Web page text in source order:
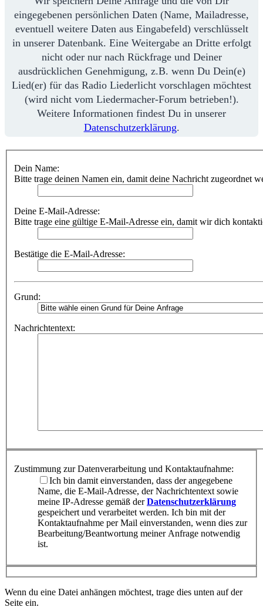
eingegebenen persönlichen Daten (Name, Mailadresse,
eventuell weitere Daten aus Eingabefeld) verschlüsselt
in unserer Datenbank. Eine Weitergabe an Dritte erfolgt
nicht oder nur nach Rückfrage und Deiner
ausdrücklichen Genehmigung, z.B. wenn Du Dein(e)
Lied(er) für das Radio Liederlicht vorschlagen möchtest
(wird nicht vom Liedermacher-Forum betrieben!).
Weitere Informationen findest Du in unserer
Datenschutzerklärung.
Dein Name:
Bitte trage deinen Namen ein, damit deine Nachricht zugeordnet
Deine E-Mail-Adresse:
Bitte trage eine gültige E-Mail-Adresse ein, damit wir dich
Bestätige die E-Mail-Adresse:
Grund:
Nachrichtentext:
Zustimmung zur Datenverarbeitung und Kontaktaufnahme:
Ich bin damit einverstanden, dass der angegebene
Name, die E-Mail-Adresse, der Nachrichtentext sowie
meine IP-Adresse gemäß derDatenschutzerklärung
gespeichert und verarbeitet werden. Ich bin mit der
Kontaktaufnahme per Mail einverstanden, wenn dies zur
Bearbeitung/Beantwortung meiner Anfrage notwendig
ist.
Wenn du eine Datei anhängen möchtest, trage dies unten auf der
Seite ein.